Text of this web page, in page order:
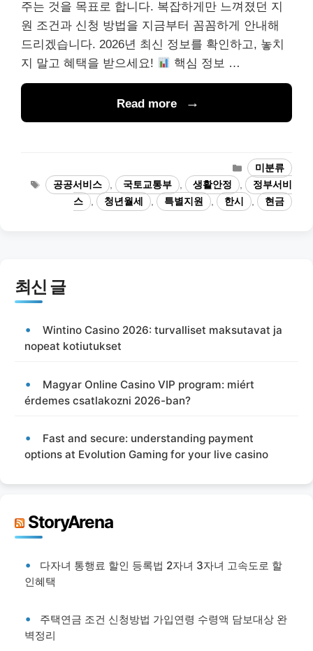
주는 것을 목표로 합니다. 복잡하게만 느껴졌던 지
원 조건과 신청 방법을 지금부터 꼼꼼하게 안내해
드리겠습니다. 2026년 최신 정보를 확인하고, 놓치
지 말고 혜택을 받으세요!
핵심 정보 …
Read more
카
테
고
리
미분류
태
그
공공서비스 , 국토교통부 , 생활안정 ,
정부서비
스
, 청년월세 , 특별지원 , 한시 , 현금
최신 글
Wintino Casino 2026: turvalliset maksutavat ja
nopeat kotiutukset
Magyar Online Casino VIP program: miért
érdemes csatlakozni 2026-ban?
Fast and secure: understanding payment
options at Evolution Gaming for your live casino
StoryArena
다자녀 통행료 할인 등록법 2자녀 3자녀 고속도로 할
인혜택
주택연금 조건 신청방법 가입연령 수령액 담보대상 완
벽정리